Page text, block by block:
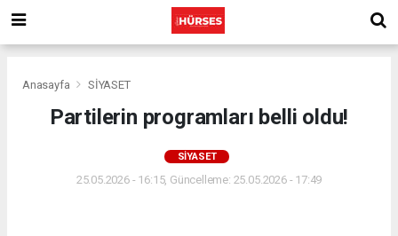
Anasayfa SİYASET
Partilerin programları belli oldu!
SİYASET
25.05.2026 - 16:15, Güncelleme: 25.05.2026 - 17:49